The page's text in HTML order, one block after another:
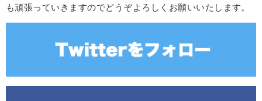
も頑張っていきますのでどうぞよろしくお願いいたします。